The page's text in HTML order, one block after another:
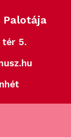
Palotája
tér 5.